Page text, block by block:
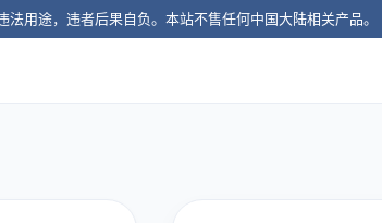
用途，违者后果自负。本站不售任何中国大陆相关产品。